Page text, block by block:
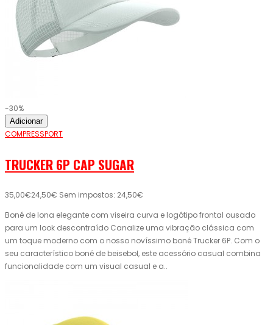
-30%
Adicionar
COMPRESSPORT
TRUCKER 6P CAP SUGAR
35,00€24,50€ Sem impostos: 24,50€
Boné de lona elegante com viseira curva e logótipo frontal ousado
para um look descontraído Canalize uma vibração clássica com
um toque moderno com o nosso novíssimo boné Trucker 6P. Com o
seu característico boné de beisebol, este acessório casual combina
funcionalidade com um visual casual e a..